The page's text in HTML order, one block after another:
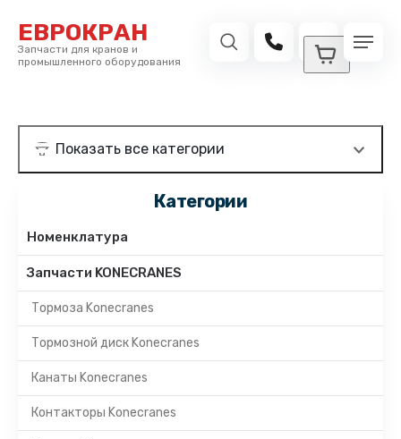
ЕВРОКРАН
Запчасти для кранов и
промышленного оборудования
Категории
Номенклатура
Запчасти KONECRANES
Тормоза Konecranes
Тормозной диск Konecranes
Канаты Konecranes
Контакторы Konecranes